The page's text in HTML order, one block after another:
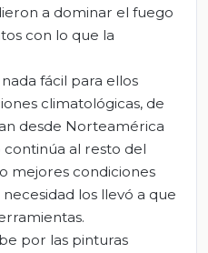
a dominar el fuego
con lo que la
fácil para ellos
climatológicas, de
desde Norteamérica
al resto del
mejores condiciones
los llevó a que
por las pinturas